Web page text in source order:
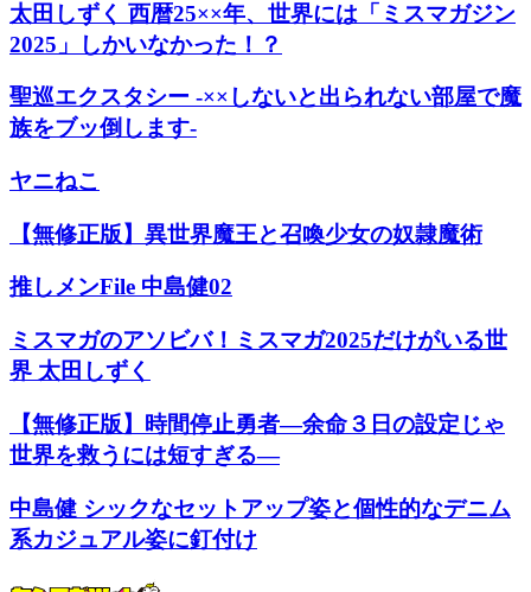
太田しずく 西暦25××年、世界には「ミスマガジン
2025」しかいなかった！？
聖巡エクスタシー -××しないと出られない部屋で魔
族をブッ倒します-
ヤニねこ
【無修正版】異世界魔王と召喚少女の奴隷魔術
推しメンFile 中島健02
ミスマガのアソビバ！ミスマガ2025だけがいる世
界 太田しずく
【無修正版】時間停止勇者―余命３日の設定じゃ
世界を救うには短すぎる―
中島健 シックなセットアップ姿と個性的なデニム
系カジュアル姿に釘付け